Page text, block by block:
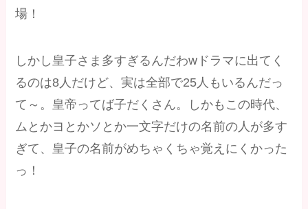
場！
しかし皇子さま多すぎるんだわwドラマに出てく
るのは8人だけど、実は全部で25人もいるんだっ
て～。皇帝ってば子だくさん。しかもこの時代、
ムとかヨとかソとか一文字だけの名前の人が多す
ぎて、皇子の名前がめちゃくちゃ覚えにくかった
っ！